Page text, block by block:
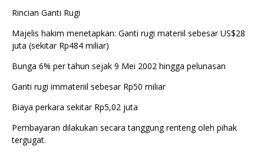
Rincian Ganti Rugi
Majelis hakim menetapkan: Ganti rugi materiil sebesar US$28
juta (sekitar Rp484 miliar)
Bunga 6% per tahun sejak 9 Mei 2002 hingga pelunasan
Ganti rugi immateriil sebesar Rp50 miliar
Biaya perkara sekitar Rp5,02 juta
Pembayaran dilakukan secara tanggung renteng oleh pihak
tergugat.